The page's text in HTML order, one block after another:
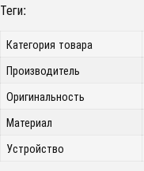
Теги:
Категория товара
Производитель
Оригинальность
Материал
Устройство